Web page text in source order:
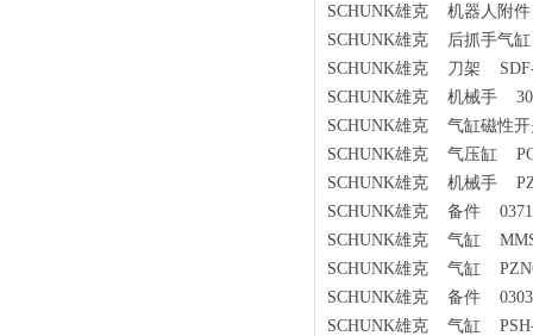
SCHUNK雄克 机器人附
SCHUNK雄克 后抓手气
SCHUNK雄克 刀架 SDF-
SCHUNK雄克 机械手
SCHUNK雄克 气缸磁性
SCHUNK雄克 气压缸
SCHUNK雄克 机械手
SCHUNK雄克 备件
SCHUNK雄克 气缸
SCHUNK雄克 气缸
SCHUNK雄克 备件
SCHUNK雄克 气缸 PSH-